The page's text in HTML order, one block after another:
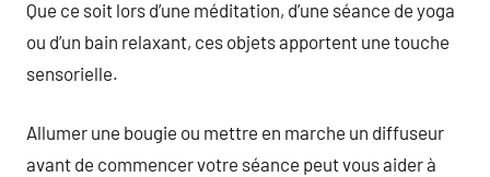
Que ce soit lors d’une méditation, d’une séance de yoga
ou d’un bain relaxant, ces objets apportent une touche
sensorielle.
Allumer une bougie ou mettre en marche un diffuseur
avant de commencer votre séance peut vous aider à